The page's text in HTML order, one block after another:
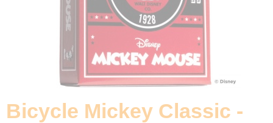
Bicycle Mickey Classic -